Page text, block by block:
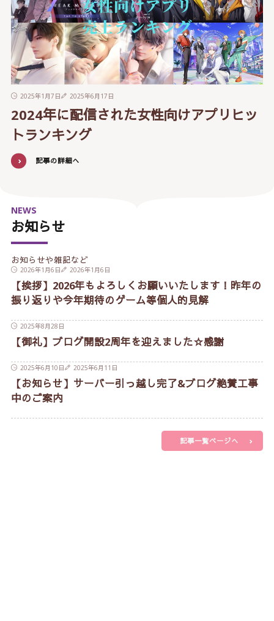
2025年1月7日 2025年6月17日
2024年に配信された女性向けアプリヒッ
トランキング
記事の詳細へ
お知らせ
NEWS
お知らせや雑記など
2026年1月6日 2026年1月6日
【挨拶】2026年もよろしくお願いいたします！昨年の
振り返りや今年期待のゲーム等個人的見解
2025年8月28日
【御礼】ブログ開設2周年を迎えました☆感謝
2025年6月10日 2025年6月11日
【お知らせ】サーバー引っ越し完了&ブログ絶賛工事
中のご案内
記事一覧ページへ